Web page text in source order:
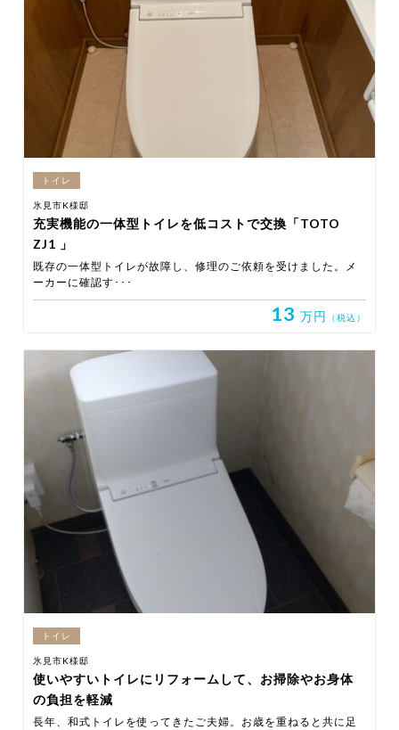
トイレ
氷見市K様邸
充実機能の一体型トイレを低コストで交換「TOTO
ZJ1 」
既存の一体型トイレが故障し、修理のご依頼を受けました。メ
ーカーに確認す･･･
13 万円 （税込）
トイレ
氷見市K様邸
使いやすいトイレにリフォームして、お掃除やお身体
の負担を軽減
長年、和式トイレを使ってきたご夫婦。お歳を重ねると共に足